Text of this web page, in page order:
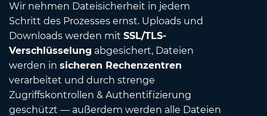
Wir nehmen Dateisicherheit in jedem
Schritt des Prozesses ernst. Uploads und
Downloads werden mit SSL/TLS-
Verschlüsselung abgesichert, Dateien
werden in sicheren Rechenzentren
verarbeitet und durch strenge
Zugriffskontrollen & Authentifizierung
geschützt — außerdem werden alle Dateien